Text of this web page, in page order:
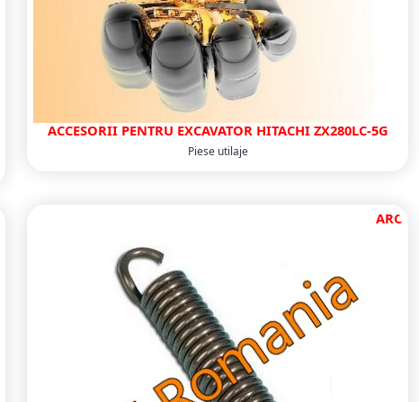
ACCESORII PENTRU EXCAVATOR HITACHI ZX280LC-5G
Piese utilaje
ARC